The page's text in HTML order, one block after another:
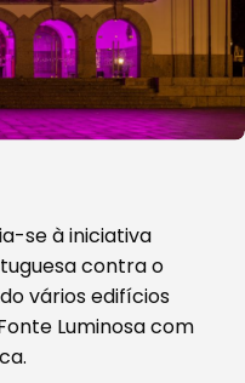
se à iniciativa
contra o
vários edifícios
Luminosa com